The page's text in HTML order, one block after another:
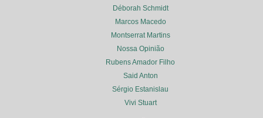
Déborah Schmidt
Marcos Macedo
Montserrat Martins
Nossa Opinião
Rubens Amador Filho
Said Anton
Sérgio Estanislau
Vivi Stuart